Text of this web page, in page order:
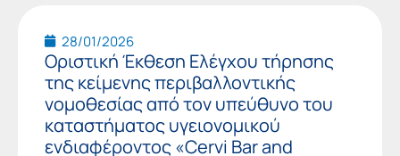
28/01/2026
Οριστική Έκθεση Ελέγχου τήρησης
της κείμενης περιβαλλοντικής
νομοθεσίας από τον υπεύθυνο του
καταστήματος υγειονομικού
ενδιαφέροντος «Cervi Bar and